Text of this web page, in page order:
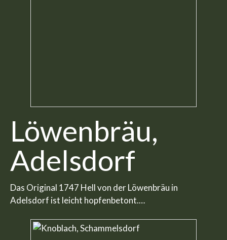
Löwenbräu,
Adelsdorf
Das Original 1747 Hell von der Löwenbräu in
Adelsdorf ist leicht hopfenbetont.…